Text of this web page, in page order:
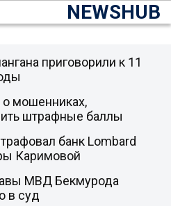
NEWSHUB
приговорили к 11
мошенниках,
штрафные баллы
банк Lombard
Каримовой
МВД Бекмурода
в суд